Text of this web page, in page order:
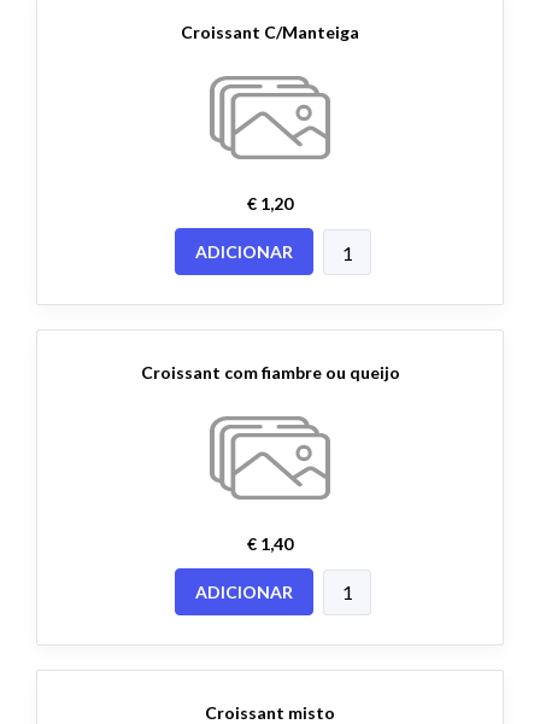
Croissant C/Manteiga
€ 1,20
ADICIONAR
Croissant com fiambre ou queijo
€ 1,40
ADICIONAR
Croissant misto